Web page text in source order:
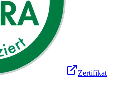
Zertifikat